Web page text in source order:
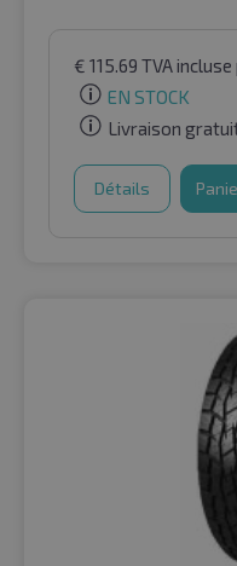
€ 115.69 TVA incluse
EN STOCK
Livraison
Détails